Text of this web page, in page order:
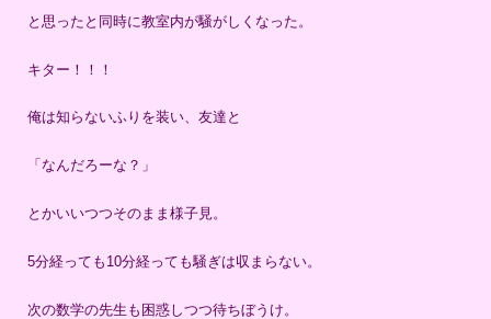
と思ったと同時に教室内が騒がしくなった。
キター！！！
俺は知らないふりを装い、友達と
「なんだろーな？」
とかいいつつそのまま様子見。
5分経っても10分経っても騒ぎは収まらない。
次の数学の先生も困惑しつつ待ちぼうけ。